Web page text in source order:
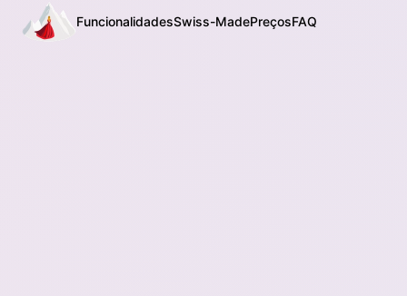
FuncionalidadesSwiss-MadePreçosFAQ